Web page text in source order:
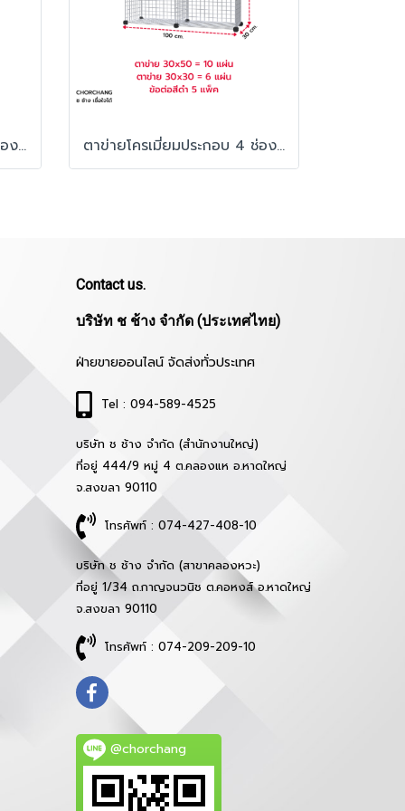
ตาข่ายโครเมี่ยมประกอบ 6 ช่อง (แนวตั้ง) ตาข่ายโครเมี่ยมประกอบ 4 ช่อง (แนวนอน)
Contact us.
บริษัท ช ช้าง จำกัด (ประเทศไทย)
ฝ่ายขายออนไลน์ จัดส่งทั่วประเทศ
Tel : 094-589-4525
บริษัท ช ช้าง จำกัด (สำนักงานใหญ่)
ที่อยู่ 444/9 หมู่ 4 ต.คลองแห อ.หาดใหญ่
จ.สงขลา 90110
โทรศัพท์ : 074-427-408-10
บริษัท ช ช้าง จำกัด (สาขาคลองหวะ)
ที่อยู่ 1/34 ถ.กาญจนวนิช ต.คอหงส์ อ.หาดใหญ่
จ.สงขลา 90110
โทรศัพท์ : 074-209-209-10
@chorchang